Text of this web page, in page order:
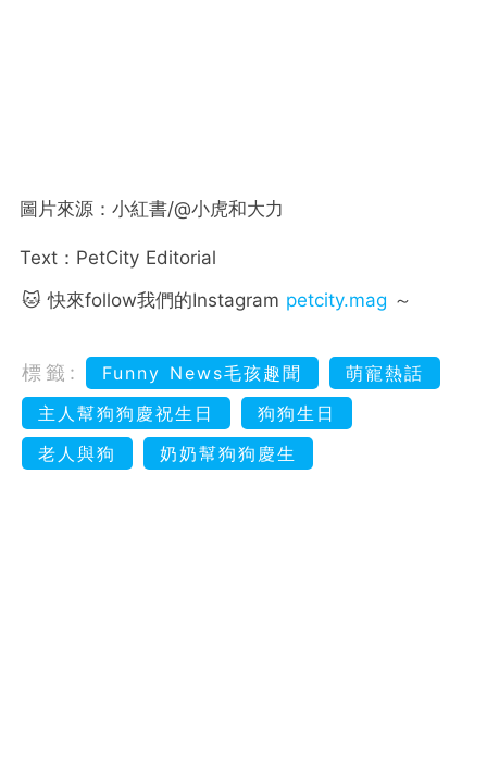
圖片來源：小紅書/@小虎和大力
Text：PetCity Editorial
🐱 快來follow我們的Instagram petcity.mag ～
標籤: Funny News毛孩趣聞
萌寵熱話
主人幫狗狗慶祝生日
狗狗生日
老人與狗
奶奶幫狗狗慶生